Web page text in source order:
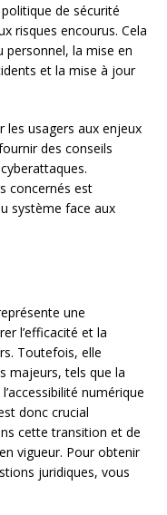
de sécurité
risques encourus. Cela
la mise en
et la mise à jour
les usagers aux enjeux
des conseils
concernés est
système face aux
une
l’efficacité et la
Toutefois, elle
majeurs, tels que la
numérique
donc crucial
cette transition et de
vigueur. Pour obtenir
juridiques, vous